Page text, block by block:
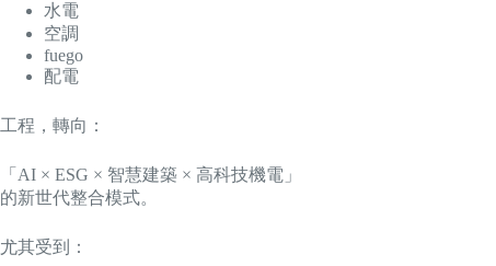
水電
空調
fuego
配電
工程，轉向：
「AI × ESG × 智慧建築 × 高科技機電」
的新世代整合模式。
尤其受到：